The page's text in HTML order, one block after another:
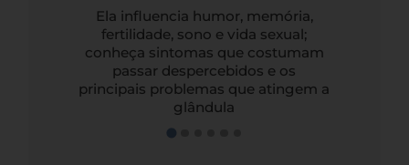
Ela influencia humor, memória,
fertilidade, sono e vida sexual;
conheça sintomas que costumam
passar despercebidos e os
principais problemas que atingem a
glândula